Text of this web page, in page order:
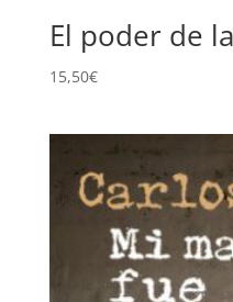
El poder de
15,50€